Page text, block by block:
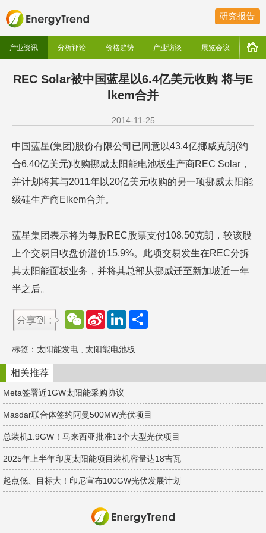
研究报告
产业资讯 分析评论 价格趋势 产业访谈 展览会议
REC Solar被中国蓝星以6.4亿美元收购 将与E
lkem合并
2014-11-25
中国蓝星(集团)股份有限公司已同意以43.4亿挪威克朗(约
合6.40亿美元)收购挪威太阳能电池板生产商REC Solar，
并计划将其与2011年以20亿美元收购的另一项挪威太阳能
级硅生产商Elkem合并。
蓝星集团表示将为每股REC股票支付108.50克朗，较该股
上个交易日收盘价溢价15.9%。此项交易发生在REC分拆
其太阳能面板业务，并将其总部从挪威迁至新加坡近一年
半之后。
W
e
a
t
S
a
W
e
b
o
L
k
e
d
n
标签： 太阳能发电 太阳能电池板
相关推荐
Meta签署近1GW太阳能采购协议
Masdar联合体签约阿曼500MW光伏项目
总装机1.9GW！​马来西亚批准13个大型光伏项目
2025年上半年印度太阳能项目装机容量达18吉瓦
起点低、目标大！印尼宣布100GW光伏发展计划